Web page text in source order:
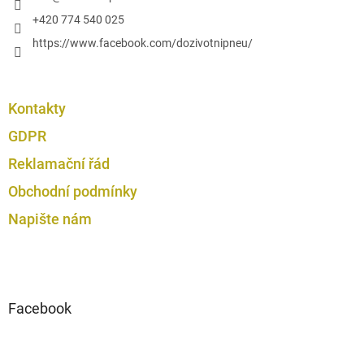
+420 774 540 025
https://www.facebook.com/dozivotnipneu/
Kontakty
GDPR
Reklamační řád
Obchodní podmínky
Napište nám
Facebook